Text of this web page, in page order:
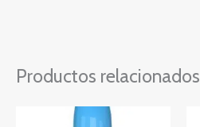
Productos relacionados